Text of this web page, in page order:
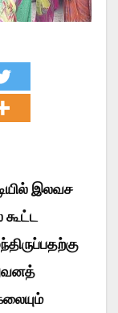
இலவச
கூட்ட